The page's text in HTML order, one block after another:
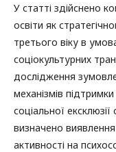
У статті здійснено
освіти як
третього віку в
соціокультурних
дослідження
механізмів
соціальної
визначено
активності на